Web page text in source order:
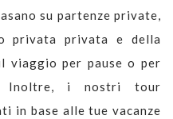
su partenze private,
privata privata e della
viaggio per pause o per
Inoltre, i nostri tour
in base alle tue vacanze